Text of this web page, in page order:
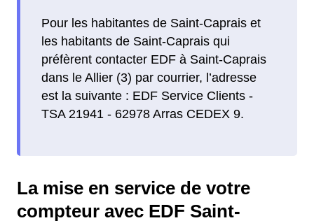
Pour les habitantes de Saint-Caprais et
les habitants de Saint-Caprais qui
préfèrent contacter EDF à Saint-Caprais
dans le Allier (3) par courrier, l’adresse
est la suivante : EDF Service Clients -
TSA 21941 - 62978 Arras CEDEX 9.
La mise en service de votre
compteur avec EDF Saint-